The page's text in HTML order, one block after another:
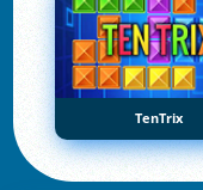
TenTrix